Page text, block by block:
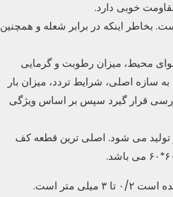
بخاطر اینکه در برابر شعله و همچنین
محیط، میزان رطوبت و گرمایی
سازه اصلی، شرایط تردد، میزان بار
قرار گیرد سپس بر اساس ویژگی
تولید می شود. اصلی ترین قطعه کف
متر است.